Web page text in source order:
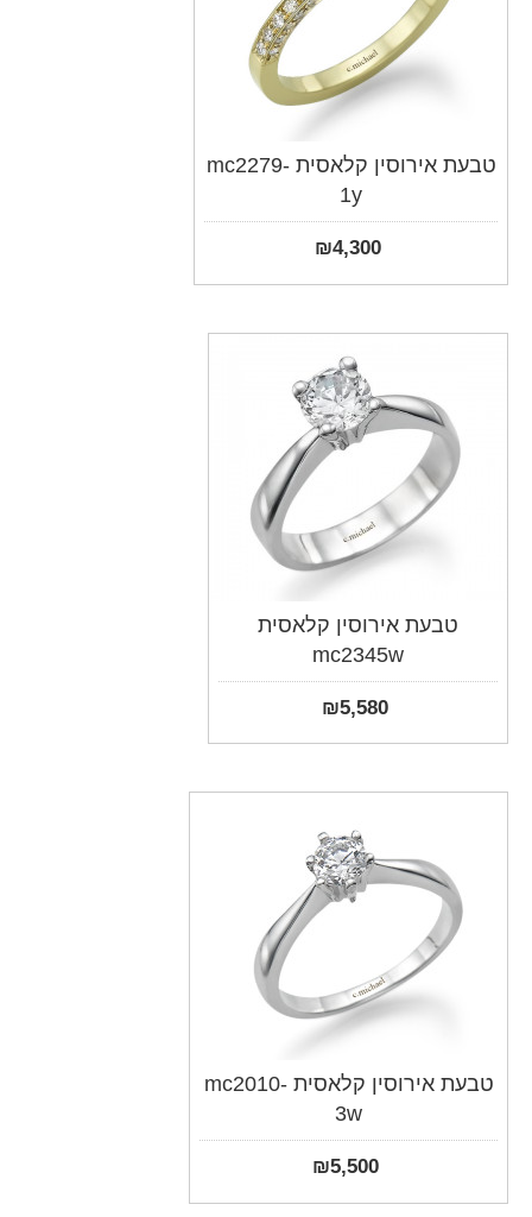
טבעת אירוסין קלאסית mc2279-
1y
₪4,300
טבעת אירוסין קלאסית
mc2345w
₪5,580
טבעת אירוסין קלאסית mc2010-
3w
₪5,500